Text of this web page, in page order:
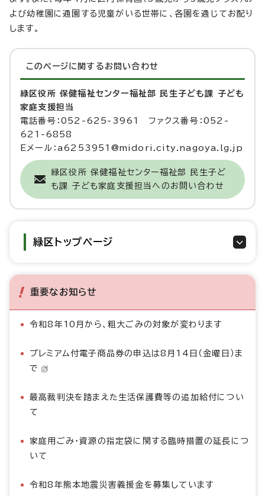
よび幼稚園に通園する児童がいる世帯に、各園を通じてお配り
します。
このページに関する お問い合わせ
緑区役所 保健福祉センター福祉部 民生子ども課 子ども
家庭支援担当
電話番号：052-625-3961 ファクス番号：052-
621-6858
Eメール：a6253951@midori.city.nagoya.lg.jp
緑区役所 保健福祉センター福祉部 民生子ど
も課 子ども家庭支援担当へのお問い合わせ
緑区トップページ
重要なお知らせ
令和8年10月から、粗大ごみの対象が変わります
プレミアム付電子商品券の申込は8月14日（金曜日）ま
で
最高裁判決を踏まえた生活保護費等の追加給付につい
て
家庭用ごみ・資源の指定袋に関する臨時措置の延長につ
いて
令和8年熊本地震災害義援金を募集しています